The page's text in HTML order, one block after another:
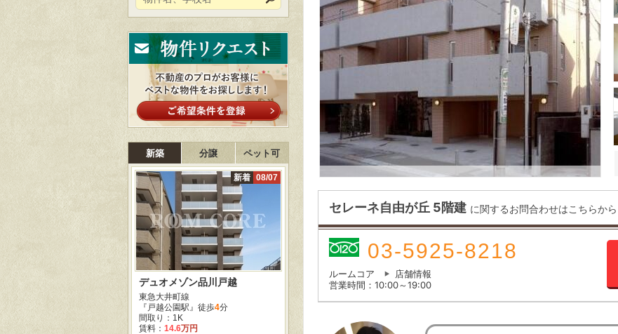
新築 分譲 ペット可
新着 08/07
デュオメゾン品川戸越
東急大井町線
『戸越公園駅』徒歩4分
間取り：1K
賃料： 14.6万円
セレーネ自由が丘 5階建 に関するお問合わせはこちらから
03-5925-8218
ルームコア
店舗情報
営業時間：10:00～19:00